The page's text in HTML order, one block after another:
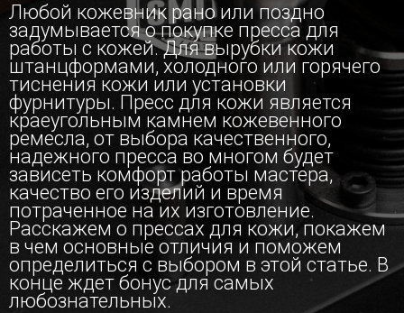
Любой кожевник рано или поздно
задумывается о покупке пресса для
работы с кожей. Для вырубки кожи
штанцформами, холодного или горячего
тиснения кожи или установки
фурнитуры. Пресс для кожи является
краеугольным камнем кожевенного
ремесла, от выбора качественного,
надежного пресса во многом будет
зависеть комфорт работы мастера,
качество его изделий и время
потраченное на их изготовление.
Расскажем о прессах для кожи, покажем
в чем основные отличия и поможем
определиться с выбором в этой статье. В
конце ждет бонус для самых
любознательных.